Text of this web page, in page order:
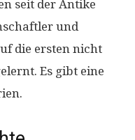
seit der Antike
und
die ersten nicht
Es gibt eine